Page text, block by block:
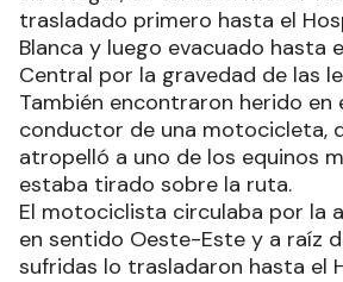
trasladado primero hasta el
Blanca y luego evacuado hasta
Central por la gravedad de las
También encontraron herido en
conductor de una motocicleta,
atropelló a uno de los equinos
estaba tirado sobre la ruta.
El motociclista circulaba por la
en sentido Oeste-Este y a raíz
sufridas lo trasladaron hasta el